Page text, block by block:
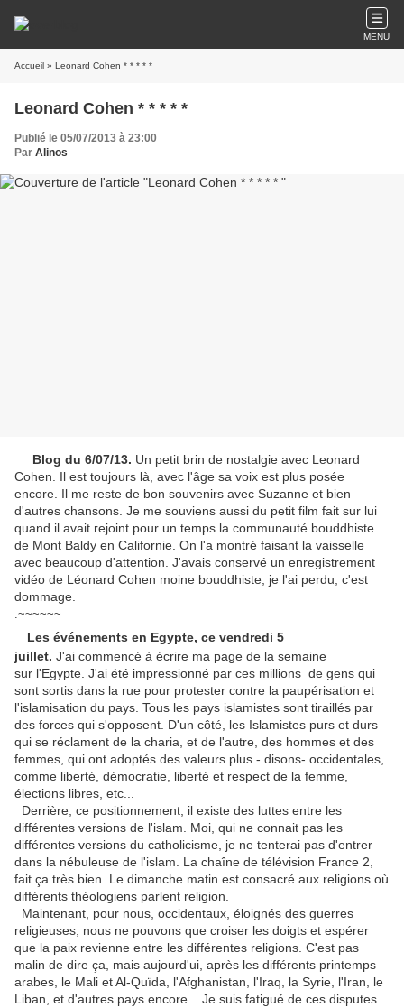
MENU
Accueil » Leonard Cohen * * * * *
Leonard Cohen * * * * *
Publié le 05/07/2013 à 23:00
Par Alinos
Blog du 6/07/13. Un petit brin de nostalgie avec Leonard
Cohen. Il est toujours là, avec l'âge sa voix est plus posée
encore. Il me reste de bon souvenirs avec Suzanne et bien
d'autres chansons. Je me souviens aussi du petit film fait sur lui
quand il avait rejoint pour un temps la communauté bouddhiste
de Mont Baldy en Californie. On l'a montré faisant la vaisselle
avec beaucoup d'attention. J'avais conservé un enregistrement
vidéo de Léonard Cohen moine bouddhiste, je l'ai perdu, c'est
dommage.
.~~~~~~
Les événements en Egypte, ce vendredi 5
juillet. J'ai commencé à écrire ma page de la semaine
sur l'Egypte. J'ai été impressionné par ces millions de gens qui
sont sortis dans la rue pour protester contre la paupérisation et
l'islamisation du pays. Tous les pays islamistes sont tiraillés par
des forces qui s'opposent. D'un côté, les Islamistes purs et durs
qui se réclament de la charia, et de l'autre, des hommes et des
femmes, qui ont adoptés des valeurs plus - disons- occidentales,
comme liberté, démocratie, liberté et respect de la femme,
élections libres, etc...
Derrière, ce positionnement, il existe des luttes entre les
différentes versions de l'islam. Moi, qui ne connait pas les
différentes versions du catholicisme, je ne tenterai pas d'entrer
dans la nébuleuse de l'islam. La chaîne de télévision France 2,
fait ça très bien. Le dimanche matin est consacré aux religions où
différents théologiens parlent religion.
Maintenant, pour nous, occidentaux, éloignés des guerres
religieuses, nous ne pouvons que croiser les doigts et espérer
que la paix revienne entre les différentes religions. C'est pas
malin de dire ça, mais aujourd'ui, après les différents printemps
arabes, le Mali et Al-Quïda, l'Afghanistan, l'Iraq, la Syrie, l'Iran, le
Liban, et d'autres pays encore... Je suis fatigué de ces disputes